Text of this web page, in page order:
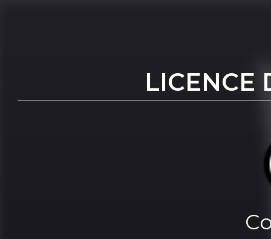
LICENCE